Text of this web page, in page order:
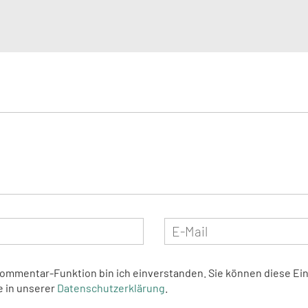
Funktion bin ich einverstanden. Sie können diese
in unserer Datenschutzerklärung